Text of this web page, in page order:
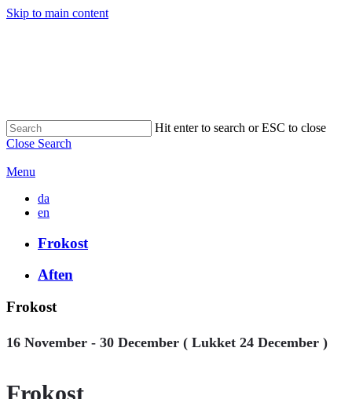
Skip to main content
Hit enter to search or ESC to close
Close Search
Menu
da
en
Frokost
Aften
Frokost
16 November - 30 December ( Lukket 24 December )
Frokost